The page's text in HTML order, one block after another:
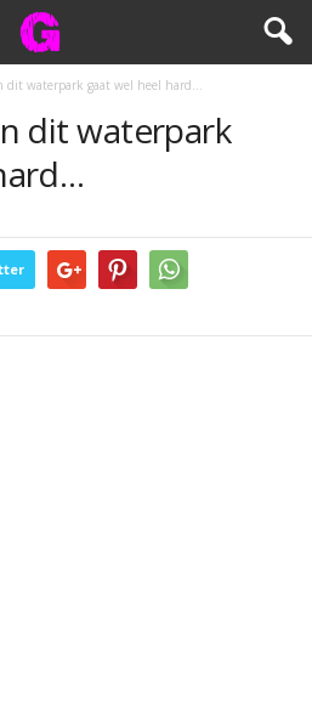
dit waterpark gaat wel heel hard…
dit waterpark